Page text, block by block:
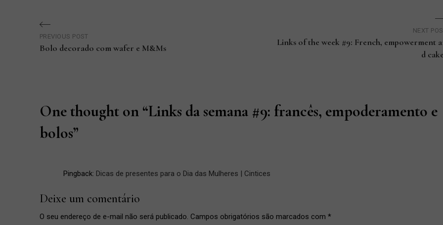
Navegação
PREVIOUS POST
Bolo decorado com wafer e M&Ms
NEXT
Links of the week #9: French, empowerment
d
One thought on “Links da semana #9: francês, empoderamento e
bolos”
Pingback: Dicas de presentes para o Dia das Mulheres | Cintices
Deixe um comentário
O seu endereço de e-mail não será publicado. Campos obrigatórios são marcados com *